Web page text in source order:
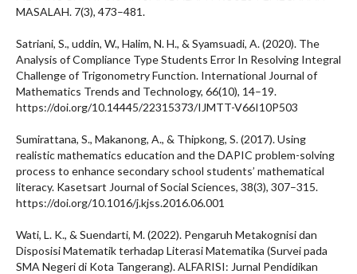
MASALAH. 7(3), 473–481.
Satriani, S., uddin, W., Halim, N. H., & Syamsuadi, A. (2020). The
Analysis of Compliance Type Students Error In Resolving Integral
Challenge of Trigonometry Function. International Journal of
Mathematics Trends and Technology, 66(10), 14–19.
https://doi.org/10.14445/22315373/IJMTT-V66I10P503
Sumirattana, S., Makanong, A., & Thipkong, S. (2017). Using
realistic mathematics education and the DAPIC problem-solving
process to enhance secondary school students’ mathematical
literacy. Kasetsart Journal of Social Sciences, 38(3), 307–315.
https://doi.org/10.1016/j.kjss.2016.06.001
Wati, L. K., & Suendarti, M. (2022). Pengaruh Metakognisi dan
Disposisi Matematik terhadap Literasi Matematika (Survei pada
SMA Negeri di Kota Tangerang). ALFARISI: Jurnal Pendidikan